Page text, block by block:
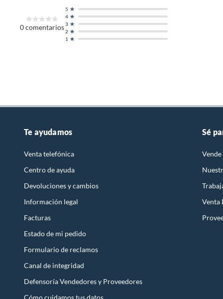
Público recomendado
Edad recomendada de uso
Restricciones de uso No
0comentarios
1
2
3
4
5
Te ayudamos
Venta telefónica
Centro de ayuda
Devoluciones y cambios
Información legal
Facturas
Estado de mi pedido
Formulario de reclamos
Canal de integridad
Defensoría Vendedores y Proveedores
Cómo cuidamos tus datos
Sé
Venta